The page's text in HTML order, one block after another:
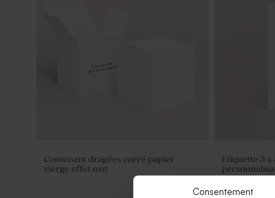
Consentement
Contenant dragées carré papier
vierge effet mat
Etiquette 3 x